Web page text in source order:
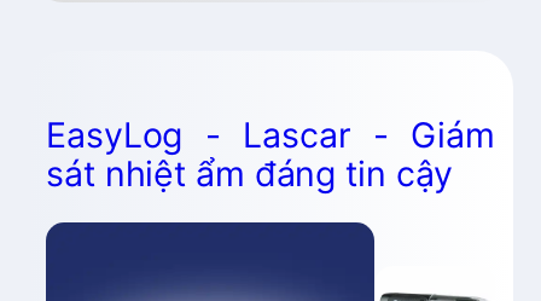
EasyLog - Lascar - Giám
sát nhiệt ẩm đáng tin cậy